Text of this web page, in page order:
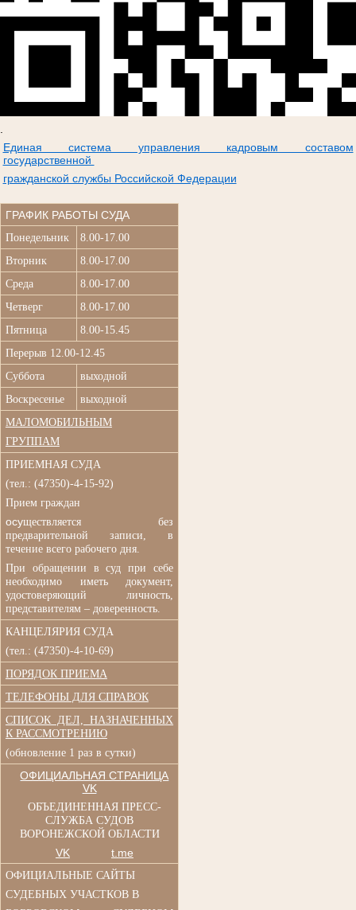
Единая система управления кадровым составом
государственной
гражданской службы Российской Федерации
ГРАФИК РАБОТЫ СУДА
Понедельник
8.00-17.00
Вторник
8.00-17.00
Среда
8.00-17.00
Четверг
8.00-17.00
Пятница
8.00-15.45
Перерыв 12.00-12.45
Суббота
выходной
Воскресенье
выходной
МАЛОМОБИЛЬНЫМ
ГРУППАМ
ПРИЕМНАЯ СУДА
(тел.: (47350)-4-15-92)
Прием граждан
осуществляется без
предварительной записи, в
течение всего рабочего дня.
При обращении в суд при
себе
необходимо иметь документ,
удостоверяющий личность,
представителям – доверенность.
КАНЦЕЛЯРИЯ СУДА
(тел.: (47350)-4-10-69)
ПОРЯДОК ПРИЕМА
ТЕЛЕФОНЫ ДЛЯ СПРАВОК
СПИСОК ДЕЛ, НАЗНАЧЕННЫХ
К РАССМОТРЕНИЮ
(обновление 1 раз в сутки)
ОФИЦИАЛЬНАЯ СТРАНИЦА
VK
ОБЪЕДИНЕННАЯ ПРЕСС-
СЛУЖБА СУДОВ
ВОРОНЕЖСКОЙ ОБЛАСТИ
VK t.me
ОФИЦИАЛЬНЫЕ САЙТЫ
СУДЕБНЫХ УЧАСТКОВ В